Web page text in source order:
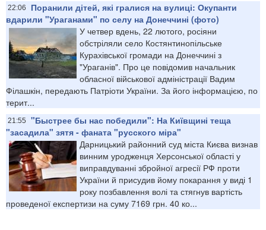
22:06
Поранили дітей, які гралися на вулиці: Окупанти
вдарили "Ураганами" по селу на Донеччині (фото)
У четвер вдень, 22 лютого, росіяни
обстріляли село Костянтинопільське
Курахівської громади на Донеччині з
"Ураганів". Про це повідомив начальник
обласної військової адміністрації Вадим
Філашкін, передають Патріоти України. За його інформацією, по
терит...
21:55
"Быстрее бы нас победили": На Київщині теща
"засадила" зятя - фаната "русского міра"
Дарницький районний суд міста Києва визнав
винним уродженця Херсонської області у
виправдуванні збройної агресії РФ проти
України й присудив йому покарання у виді 1
року позбавлення волі та стягнув вартість
проведеної експертизи на суму 7169 грн. 40 ко...